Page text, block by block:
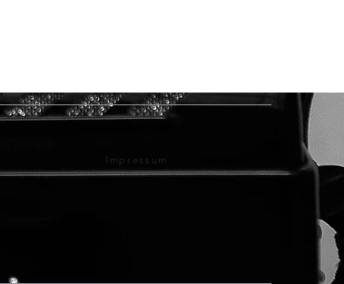
Impressum